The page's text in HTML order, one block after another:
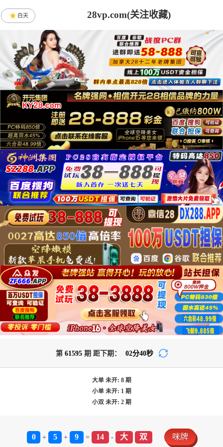
28vp.com(关注收藏)
白天
第 61595期 距下期： 02分40秒
大单未开:8 期
小单未开: 1 期
小双未开:2 期
0 + 5 + 9 = 14 - 大 双 咪牌